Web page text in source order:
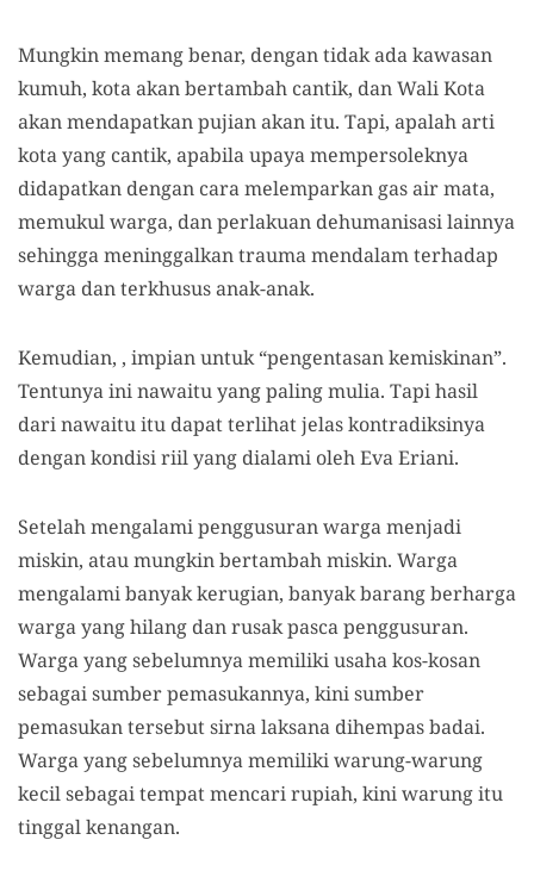
Mungkin memang benar, dengan tidak ada kawasan
kumuh, kota akan bertambah cantik, dan Wali Kota
akan mendapatkan pujian akan itu. Tapi, apalah arti
kota yang cantik, apabila upaya mempersoleknya
didapatkan dengan cara melemparkan gas air mata,
memukul warga, dan perlakuan dehumanisasi lainnya
sehingga meninggalkan trauma mendalam terhadap
warga dan terkhusus anak-anak.
Kemudian, , impian untuk “pengentasan kemiskinan”.
Tentunya ini nawaitu yang paling mulia. Tapi hasil
dari nawaitu itu dapat terlihat jelas kontradiksinya
dengan kondisi riil yang dialami oleh Eva Eriani.
Setelah mengalami penggusuran warga menjadi
miskin, atau mungkin bertambah miskin. Warga
mengalami banyak kerugian, banyak barang berharga
warga yang hilang dan rusak pasca penggusuran.
Warga yang sebelumnya memiliki usaha kos-kosan
sebagai sumber pemasukannya, kini sumber
pemasukan tersebut sirna laksana dihempas badai.
Warga yang sebelumnya memiliki warung-warung
kecil sebagai tempat mencari rupiah, kini warung itu
tinggal kenangan.